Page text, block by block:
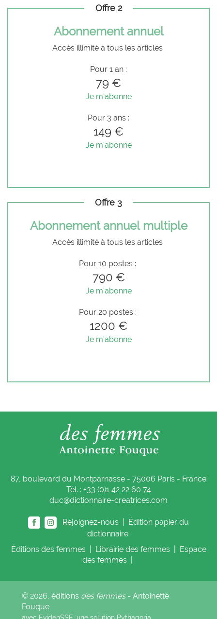
Offre 2
Abonnement annuel
Accès illimité à tous les articles
Pour 1 an :
79 €
Je m'abonne
Pour 3 ans :
149 €
Je m'abonne
Offre 3
Abonnement annuel multiple
Accès illimité à tous les articles
Pour 10 postes :
790 €
Je m'abonne
Pour 20 postes :
1200 €
Je m'abonne
87, boulevard du Montparnasse - 75006 Paris - France
Tél. : +33 (0)1 42 22 60 74
duc@dictionnaire-creatrices.com
Rejoignez-nous |
Édition papier du
dictionnaire
Éditions des femmes Librairie des femmes
Espace
des femmes
© 2026, éditions des femmes- Antoinette
Fouque